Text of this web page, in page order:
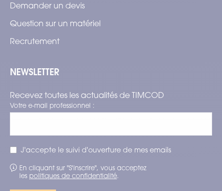
Demander un devis
Question sur un matériel
Recrutement
NEWSLETTER
Recevez toutes les actualités de TIMCOD
Votre e-mail professionnel :
J'accepte le suivi d'ouverture de mes emails
En cliquant sur "S'inscrire", vous acceptez
les politiques de confidentialité.